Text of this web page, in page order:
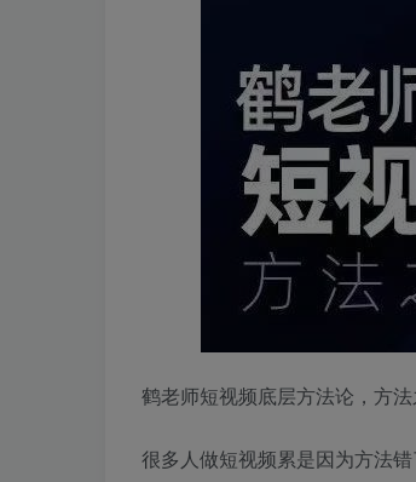
鹤老师短视频底层方法论，方
很多人做短视频累是因为方法